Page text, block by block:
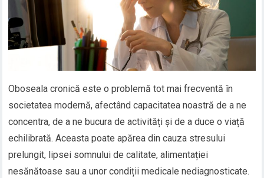
Oboseala cronică este o problemă tot mai frecventă în
societatea modernă, afectând capacitatea noastră de a ne
concentra, de a ne bucura de activități și de a duce o viață
echilibrată. Aceasta poate apărea din cauza stresului
prelungit, lipsei somnului de calitate, alimentației
nesănătoase sau a unor condiții medicale nediagnosticate.